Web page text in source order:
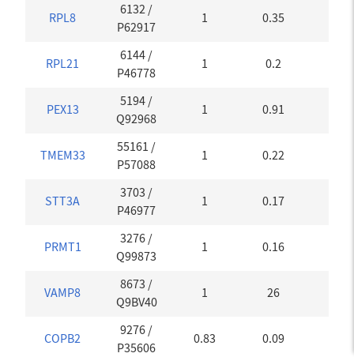
RPL8
6132 /
P62917
1 0.35
RPL21
6144 /
P46778
1 0.2
PEX13
5194 /
Q92968
1 0.91
TMEM33
55161 /
P57088
1 0.22
STT3A
3703 /
P46977
1 0.17
PRMT1
3276 /
Q99873
1 0.16
VAMP8
8673 /
Q9BV40
1 26
COPB2
9276 /
P35606
0.83 0.09